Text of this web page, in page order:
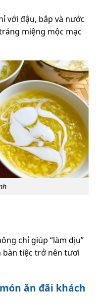
với đậu, bắp và nước
miệng mộc mạc
chỉ giúp “làm dịu”
bàn tiệc trở nên tươi
ăn đãi khách